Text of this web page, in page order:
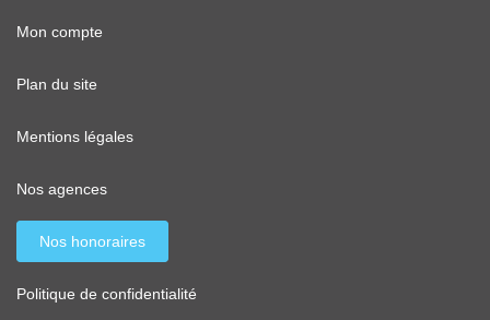
Mon compte
Plan du site
Mentions légales
Nos agences
Nos honoraires
Politique de confidentialité